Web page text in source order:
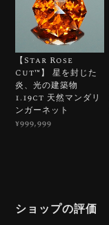
【Star Rose
Cut™️】 星を封じた
炎、光の建築物
1.19ct 天然マンダリ
ンガーネット
¥999,999
ショップの評価